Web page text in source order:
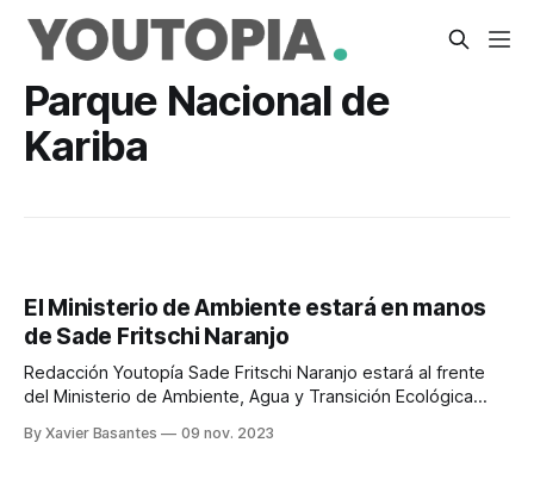
Parque Nacional de
Kariba
El Ministerio de Ambiente estará en manos
de Sade Fritschi Naranjo
Redacción Youtopía Sade Fritschi Naranjo estará al frente
del Ministerio de Ambiente, Agua y Transición Ecológica
funcionaria, de 26 años y oriunda del Archipiélago de
By Xavier Basantes 09 nov. 2023